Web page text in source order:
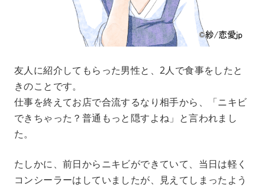
友人に紹介してもらった男性と、2人で食事をしたと
きのことです。
仕事を終えてお店で合流するなり相手から、「ニキビ
できちゃった？普通もっと隠すよね」と言われまし
た。
たしかに、前日からニキビができていて、当日は軽く
コンシーラーはしていましたが、見えてしまったよう